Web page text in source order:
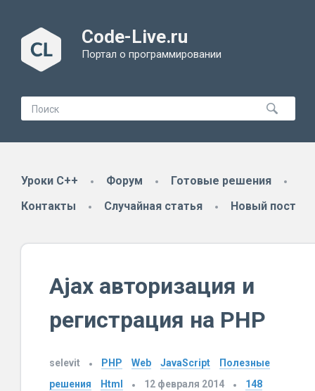
Code-Live.ru
Портал о программировании
Уроки C++ Форум
Готовые решения
Контакты
Случайная статья Новый пост
Ajax авторизация и
регистрация на PHP
selevit PHP Web JavaScript
Полезные
решения
Html 12 февраля 2014
148